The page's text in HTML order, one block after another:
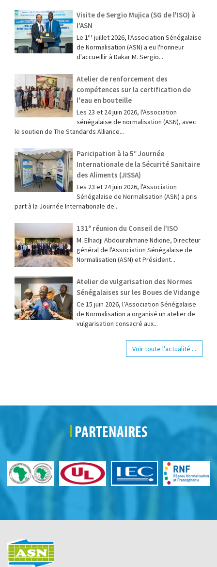
Visite de Sergio Mujica (SG de l'ISO) à
l'ASN
Le 1ᵉʳ juillet 2026, l'Association Sénégalaise
de Normalisation (ASN) a eu l'honneur
d'accueillir à Dakar M. Sergio...
Atelier de renforcement des
compétences sur la certification de
l'eau en bouteille
Les 23 et 24 juin 2026, l'Association
sénégalaise de normalisation (ASN), avec
le soutien de The Standards Alliance...
Paricipation à la 5ᵉ Journée
Internationale de la Sécurité Sanitaire
des Aliments (JISSA)
‎Les 23 et 24 juin 2026, l'Association
Sénégalaise de Normalisation (ASN) a pris
part à la Journée Internationale de...
131ᵉ réunion du Conseil de l'ISO
M. Elhadji Abdourahmane Ndione, Directeur
général de l'Association Sénégalaise de
Normalisation (ASN) et Président...
Atelier de vulgarisation des Normes
Sénégalaises sur les Boues de Vidange
Ce 15 juin 2026, l’Association Sénégalaise
de Normalisation a organisé un atelier de
vulgarisation consacré aux...
Voir toute l'actualité ...
PARTENAIRES